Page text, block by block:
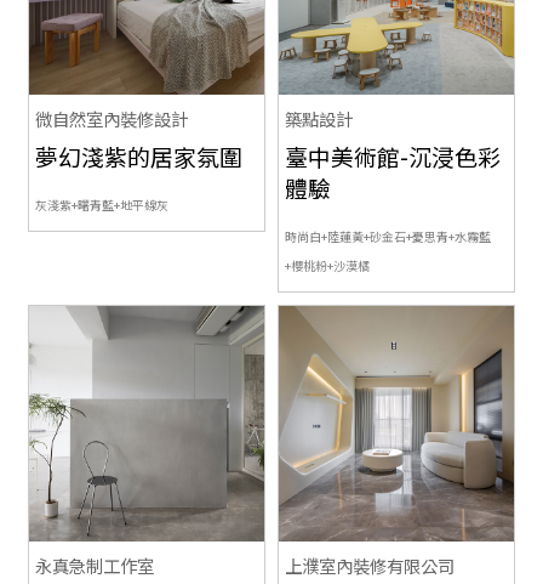
微自然室內裝修設計
夢幻淺紫的居家氛圍
灰淺紫+曙青藍+地平線灰
築點設計
臺中美術館-沉浸色彩
體驗
時尚白+陸蓮黃+砂金石+憂思青+水霧藍
+櫻桃粉+沙漠橘
永真急制工作室 上濮室內裝修有限公司